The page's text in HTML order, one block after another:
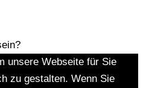
unsere Webseite für Sie
zu gestalten. Wenn Sie